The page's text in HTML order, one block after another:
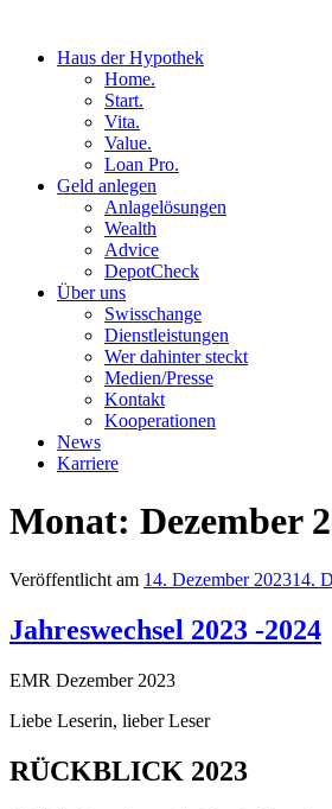
Haus der Hypothek
Home.
Start.
Vita.
Value.
Loan Pro.
Geld anlegen
Anlagelösungen
Wealth
Advice
DepotCheck
Über uns
Swisschange
Dienstleistungen
Wer dahinter steckt
Medien/Presse
Kontakt
Kooperationen
News
Karriere
Monat: Dezember
Veröffentlicht am 14. Dezember 202314.
Jahreswechsel 2023 -2024
EMR Dezember 2023
Liebe Leserin, lieber Leser
RÜCKBLICK 2023